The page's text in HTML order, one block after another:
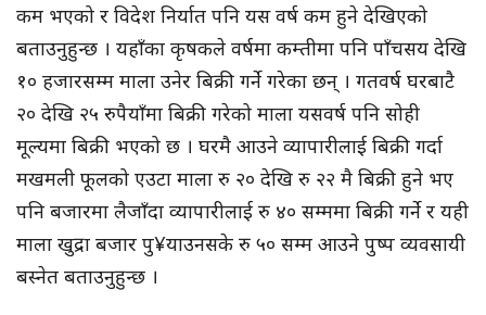
कम भएको र विदेश निर्यात पनि यस वर्ष कम हुने देखिएको
बताउनुहुन्छ । यहाँका कृषकले वर्षमा कम्तीमा पनि पाँचसय देखि
१० हजारसम्म माला उनेर बिक्री गर्ने गरेका छन् । गतवर्ष घरबाटै
२० देखि २५ रुपैयाँमा बिक्री गरेको माला यसवर्ष पनि सोही
मूल्यमा बिक्री भएको छ । घरमै आउने व्यापारीलाई बिक्री गर्दा
मखमली फूलको एउटा माला रु २० देखि रु २२ मै बिक्री हुने भए
पनि बजारमा लैजाँदा व्यापारीलाई रु ४० सम्ममा बिक्री गर्ने र यही
माला खुद्रा बजार पु¥याउनसके रु ५० सम्म आउने पुष्प व्यवसायी
बस्नेत बताउनुहुन्छ ।